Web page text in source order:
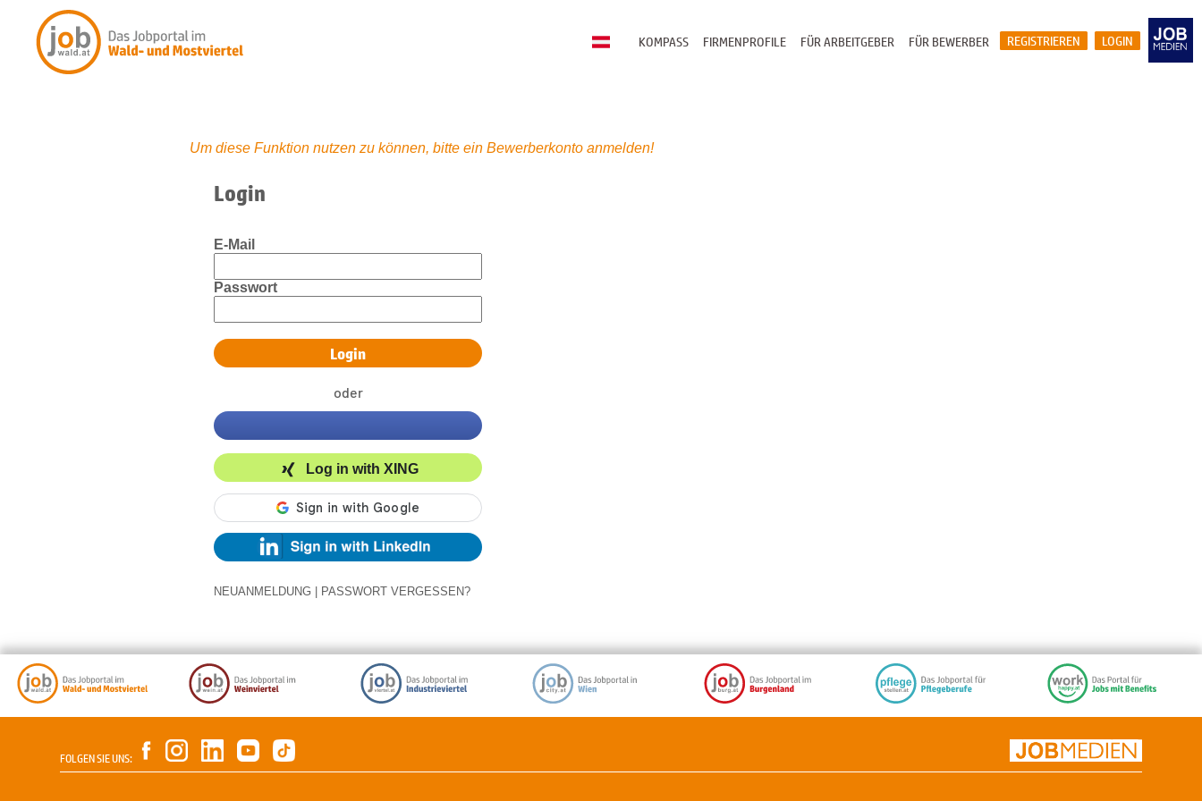
LOGIN
REGISTRIEREN
FÜR BEWERBER
FÜR ARBEITGEBER
FIRMENPROFILE
KOMPASS
Um diese Funktion nutzen zu können, bitte ein Bewerberkonto anmelden!
Login
E-Mail
Passwort
oder
Log in with XING
NEUANMELDUNG PASSWORT VERGESSEN?
FOLGEN SIE UNS: